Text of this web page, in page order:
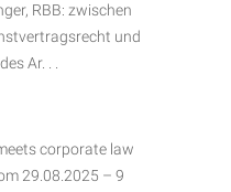
RBB: zwischen
und
Ar. . .
corporate law
29.08.2025 – 9